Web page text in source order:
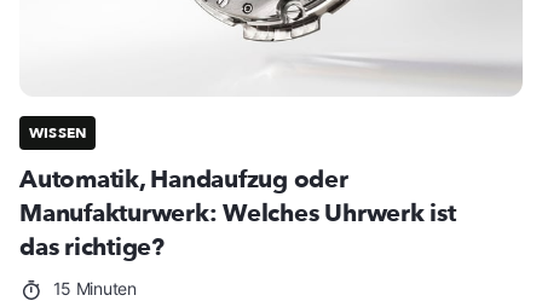
WISSEN
Automatik, Handaufzug oder
Manufakturwerk: Welches Uhrwerk ist
das richtige?
15 Minuten